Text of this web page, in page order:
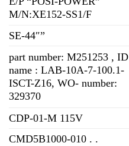
M/N:XE152-SS1/F
SE-44″”
part number: M251253 , ID
name : LAB-10A-7-100.1-
ISCT-Z16, WO- number:
329370
CDP-01-M 115V
CMD5B1000-010 . .